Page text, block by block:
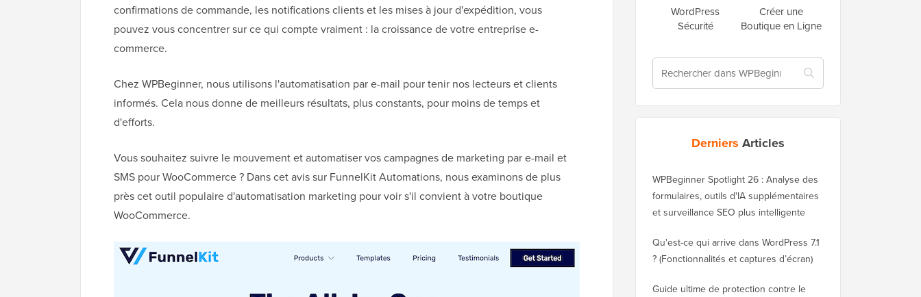
confirmations de commande, les notifications clients et les mises à jour d'expédition, vous
pouvez vous concentrer sur ce qui compte vraiment : la croissance de votre entreprise e-
commerce.
Chez WPBeginner, nous utilisons l'automatisation par e-mail pour tenir nos lecteurs et clients
informés. Cela nous donne de meilleurs résultats, plus constants, pour moins de temps et
d'efforts.
Vous souhaitez suivre le mouvement et automatiser vos campagnes de marketing par e-mail et
SMS pour WooCommerce ? Dans cet avis sur FunnelKit Automations, nous examinons de plus
près cet outil populaire d'automatisation marketing pour voir s'il convient à votre boutique
WooCommerce.
WordPress
Sécurité
Créer une
Boutique en Ligne
Derniers Articles
WPBeginner Spotlight 26 : Analyse des
formulaires, outils d'IA supplémentaires
et surveillance SEO plus intelligente
Qu'est-ce qui arrive dans WordPress 7.1
? (Fonctionnalités et captures d’écran)
Guide ultime de protection contre le